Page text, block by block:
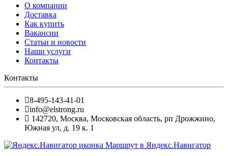
О компании
Доставка
Как купить
Вакансии
Статьи и новости
Наши услуги
Контакты
Контакты
8-495-143-41-01
info@elstrong.ru
142720, Москва, Московская область, рп Дрожжино,
Южная ул, д. 19 к. 1
Маршрут в Яндекс.Навигатор